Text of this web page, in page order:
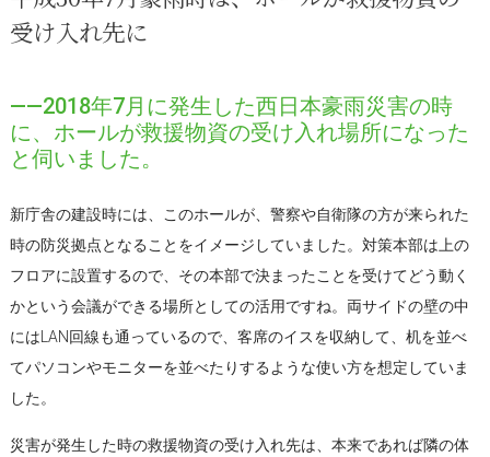
受け入れ先に
――2018年7月に発生した西日本豪雨災害の時
に、ホールが救援物資の受け入れ場所になった
と伺いました。
新庁舎の建設時には、このホールが、警察や自衛隊の方が来られた
時の防災拠点となることをイメージしていました。対策本部は上の
フロアに設置するので、その本部で決まったことを受けてどう動く
かという会議ができる場所としての活用ですね。両サイドの壁の中
にはLAN回線も通っているので、客席のイスを収納して、机を並べ
てパソコンやモニターを並べたりするような使い方を想定していま
した。
災害が発生した時の救援物資の受け入れ先は、本来であれば隣の体